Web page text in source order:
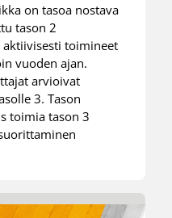
on tasoa nostava
tason 2
toimineet
vuoden ajan.
arvioivat
3. Tason
toimia tason 3